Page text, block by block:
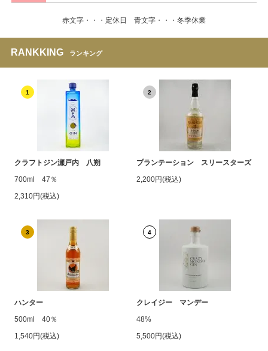
赤文字・・・定休日 青文字・・・冬季休業
RANKKING ランキング
1
クラフトジン瀬戸内 八朔
700ml 47％
2,310円(税込)
2
プランテーション スリースターズ
2,200円(税込)
3
ハンター
500ml 40％
1,540円(税込)
4
クレイジー マンデー
48%
5,500円(税込)